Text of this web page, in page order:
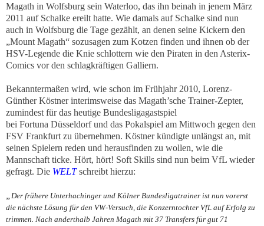
Magath in Wolfsburg sein Waterloo, das ihn beinah in jenem März
2011 auf Schalke ereilt hatte. Wie damals auf Schalke sind nun
auch in Wolfsburg die Tage gezählt, an denen seine Kickern den
„Mount Magath“ sozusagen zum Kotzen finden und ihnen ob der
HSV-Legende die Knie schlottern wie den Piraten in den Asterix-
Comics vor den schlagkräftigen Galliern.
Bekanntermaßen wird, wie schon im Frühjahr 2010, Lorenz-
Günther Köstner interimsweise das Magath’sche Trainer-Zepter,
zumindest für das heutige Bundesligagastspiel
bei Fortuna Düsseldorf und das Pokalspiel am Mittwoch gegen den
FSV Frankfurt zu übernehmen. Köstner kündigte unlängst an, mit
seinen Spielern reden und herausfinden zu wollen, wie die
Mannschaft ticke. Hört, hört! Soft Skills sind nun beim VfL wieder
gefragt. Die WELTschreibt hierzu:
Der frühere Unterhachinger und Kölner Bundesligatrainer ist nun vorerst
die nächste Lösung für den VW-Versuch, die Konzerntochter VfL auf Erfolg zu
trimmen. Nach anderthalb Jahren Magath mit 37 Transfers für gut 71